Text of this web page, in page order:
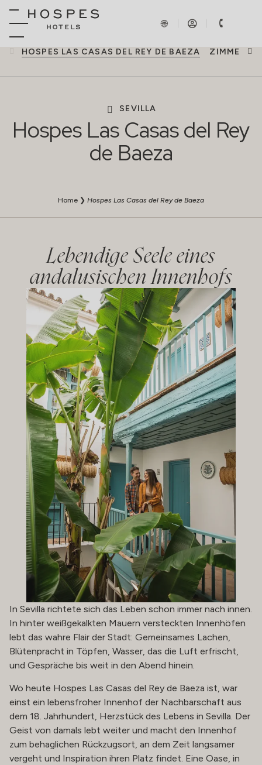
HOSPES LAS CASAS DEL REY DE BAEZA ZIMMER
SEVILLA
Hospes Las Casas del Rey
de Baeza
Home ❯ Hospes Las Casas del Rey de Baeza
Lebendige Seele eines
andalusischen Innenhofs
In Sevilla richtete sich das Leben schon immer nach innen.
In hinter weißgekalkten Mauern versteckten Innenhöfen
lebt das wahre Flair der Stadt: Gemeinsames Lachen,
Blütenpracht in Töpfen, Wasser, das die Luft erfrischt,
und Gespräche bis weit in den Abend hinein.
Wo heute Hospes Las Casas del Rey de Baeza ist, war
einst ein lebensfroher Innenhof der Nachbarschaft aus
dem 18. Jahrhundert, Herzstück des Lebens in Sevilla. Der
Geist von damals lebt weiter und macht den Innenhof
zum behaglichen Rückzugsort, an dem Zeit langsamer
vergeht und Inspiration ihren Platz findet. Eine Oase, in